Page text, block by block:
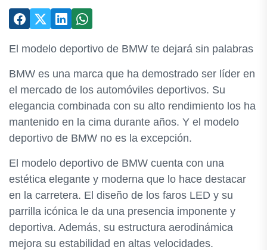
El modelo deportivo de BMW te dejará sin palabras
BMW es una marca que ha demostrado ser líder en
el mercado de los automóviles deportivos. Su
elegancia combinada con su alto rendimiento los ha
mantenido en la cima durante años. Y el modelo
deportivo de BMW no es la excepción.
El modelo deportivo de BMW cuenta con una
estética elegante y moderna que lo hace destacar
en la carretera. El diseño de los faros LED y su
parrilla icónica le da una presencia imponente y
deportiva. Además, su estructura aerodinámica
mejora su estabilidad en altas velocidades.